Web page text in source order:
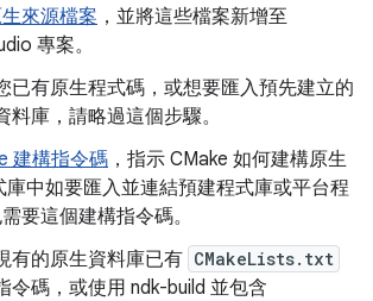
來源檔案 ，並將這些檔案新增至
專案。
已有原生程式碼，或想要匯入預先建立的
料庫，請略過這個步驟。
建構指令碼 ，指示 CMake 如何建構原生
庫中如要匯入並連結預建程式庫或平台程
要這個建構指令碼。
有的原生資料庫已有 CMakeLists.txt
令碼，或使用 ndk-build 並包含